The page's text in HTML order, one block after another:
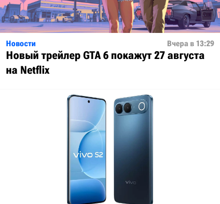
Новости Вчера в 13:29
Новый трейлер GTA 6 покажут 27 августа
на Netflix